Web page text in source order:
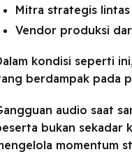
Mitra strategis lintas
Vendor produksi
kondisi seperti
berdampak pada
audio saat
bukan sekadar
momentum